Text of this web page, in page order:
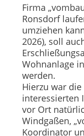
Firma
Ronsdorf
umziehen
2026), soll
Wohnanlage
werden.
Hierzu war
interessierten
vor Ort
Windgaßen,
Koordinator